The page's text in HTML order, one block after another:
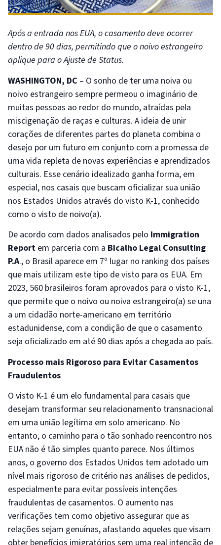
Após a entrada nos EUA, o casamento deve ocorrer
dentro de 90 dias, permitindo que o noivo estrangeiro
aplique para o Ajuste de Status.
WASHINGTON, DC – O sonho de ter uma noiva ou
noivo estrangeiro sempre permeou o imaginário de
muitas pessoas ao redor do mundo, atraídas pela
miscigenação de raças e culturas. A ideia de unir
corações de diferentes partes do planeta combina o
desejo por um futuro em conjunto com a promessa de
uma vida repleta de novas experiências e aprendizados
culturais. Esse cenário idealizado ganha forma, em
especial, nos casais que buscam oficializar sua união
nos Estados Unidos através do visto K-1, conhecido
como o visto de noivo(a).
De acordo com dados analisados pelo Immigration
Report em parceria com a Bicalho Legal Consulting
P.A., o Brasil aparece em 7º lugar no ranking dos países
que mais utilizam este tipo de visto para os EUA. Em
2023, 560 brasileiros foram aprovados para o visto K-1,
que permite que o noivo ou noiva estrangeiro(a) se una
a um cidadão norte-americano em território
estadunidense, com a condição de que o casamento
seja oficializado em até 90 dias após a chegada ao país.
Processo mais Rigoroso para Evitar Casamentos
Fraudulentos
O visto K-1 é um elo fundamental para casais que
desejam transformar seu relacionamento transnacional
em uma união legítima em solo americano. No
entanto, o caminho para o tão sonhado reencontro nos
EUA não é tão simples quanto parece. Nos últimos
anos, o governo dos Estados Unidos tem adotado um
nível mais rigoroso de critério nas análises de pedidos,
especialmente para evitar possíveis intenções
fraudulentas de casamentos. O aumento nas
verificações tem como objetivo assegurar que as
relações sejam genuínas, afastando aqueles que visam